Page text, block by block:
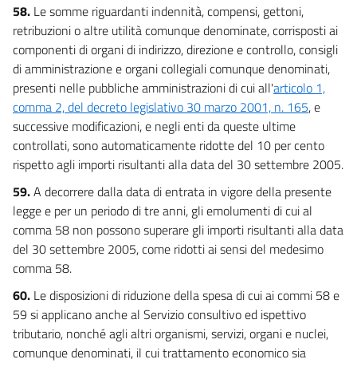
58. Le somme riguardanti indennità, compensi, gettoni,
retribuzioni o altre utilità comunque denominate, corrisposti ai
componenti di organi di indirizzo, direzione e controllo, consigli
di amministrazione e organi collegiali comunque denominati,
presenti nelle pubbliche amministrazioni di cui all'articolo 1,
comma 2, del decreto legislativo 30 marzo 2001, n. 165, e
successive modificazioni, e negli enti da queste ultime
controllati, sono automaticamente ridotte del 10 per cento
rispetto agli importi risultanti alla data del 30 settembre 2005.
59.A decorrere dalla data di entrata in vigore della presente
legge e per un periodo di tre anni, gli emolumenti di cui al
comma 58 non possono superare gli importi risultanti alla data
del 30 settembre 2005, come ridotti ai sensi del medesimo
comma 58.
60. Le disposizioni di riduzione della spesa di cui ai commi 58 e
59 si applicano anche al Servizio consultivo ed ispettivo
tributario, nonché agli altri organismi, servizi, organi e nuclei,
comunque denominati, il cui trattamento economico sia